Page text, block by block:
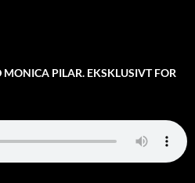
PILAR. EKSKLUSIVT FOR